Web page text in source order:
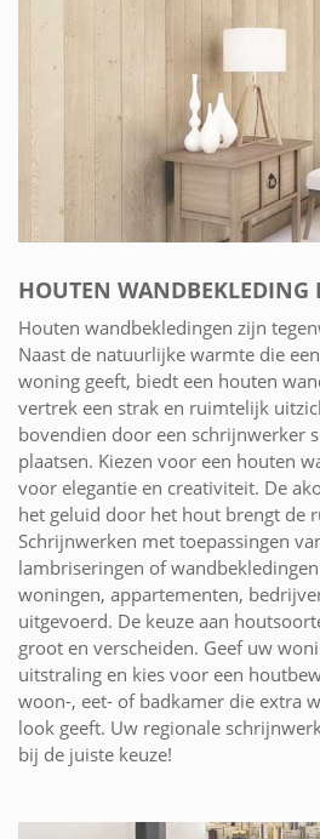
HOUTEN WANDBEKLEDING
Houten wandbekledingen zijn
Naast de natuurlijke warmte die
woning geeft, biedt een houten
vertrek een strak en ruimtelijk
bovendien door een schrijnwerker
plaatsen. Kiezen voor een houten
voor elegantie en creativiteit. De
het geluid door het hout brengt de
Schrijnwerken met toepassingen
lambriseringen of
woningen, appartementen,
uitgevoerd. De keuze aan
groot en verscheiden. Geef uw
uitstraling en kies voor een
woon-, eet- of badkamer die extra
look geeft. Uw regionale
bij de juiste keuze!